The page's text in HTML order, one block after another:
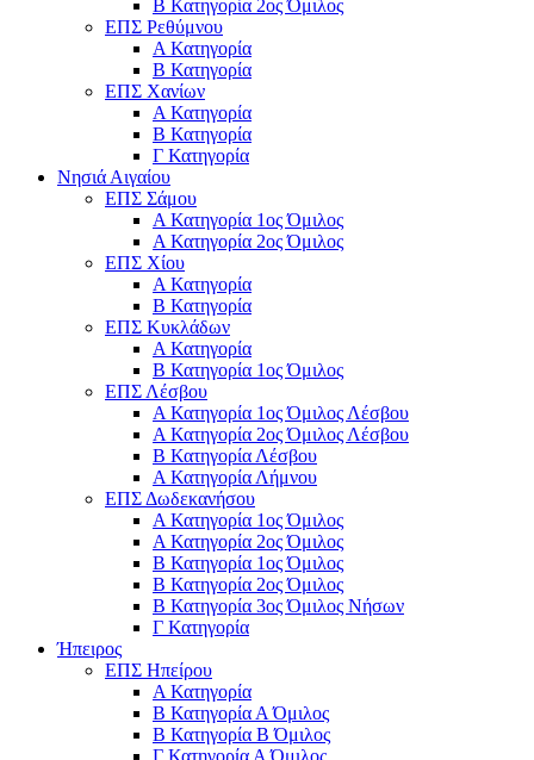
Β Κατηγορία 2ος Όμιλος
ΕΠΣ Ρεθύμνου
Α Κατηγορία
Β Κατηγορία
ΕΠΣ Χανίων
Α Κατηγορία
Β Κατηγορία
Γ Κατηγορία
Νησιά Αιγαίου
ΕΠΣ Σάμου
Α Κατηγορία 1ος Όμιλος
Α Κατηγορία 2ος Όμιλος
ΕΠΣ Χίου
Α Κατηγορία
Β Κατηγορία
ΕΠΣ Κυκλάδων
Α Κατηγορία
Β Κατηγορία 1ος Όμιλος
ΕΠΣ Λέσβου
Α Κατηγορία 1ος Όμιλος Λέσβου
Α Κατηγορία 2ος Όμιλος Λέσβου
B Κατηγορία Λέσβου
Α Κατηγορία Λήμνου
ΕΠΣ Δωδεκανήσου
Α Κατηγορία 1ος Όμιλος
Α Κατηγορία 2ος Όμιλος
Β Κατηγορία 1ος Όμιλος
Β Κατηγορία 2ος Όμιλος
Β Κατηγορία 3ος Όμιλος Νήσων
Γ Κατηγορία
Ήπειρος
ΕΠΣ Ηπείρου
Α Κατηγορία
Β Κατηγορία Α Όμιλος
Β Κατηγορία Β Όμιλος
Γ Κατηγορία Α Όμιλος